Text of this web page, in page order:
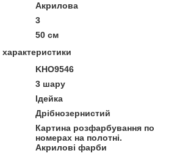
Акрилова
3
50 см
KHO9546
3 шару
Ідейка
Дрібнозернистий
Картина розфарбування по
номерах на полотні.
Акрилові фарби